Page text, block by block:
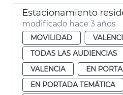
Estacionamiento
modificado hace 3 años
MOVILIDAD
TODAS LAS AUDIENCIAS
VALENCIA
EN
EN PORTADA TEMÁTICA